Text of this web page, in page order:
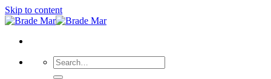
Skip to content